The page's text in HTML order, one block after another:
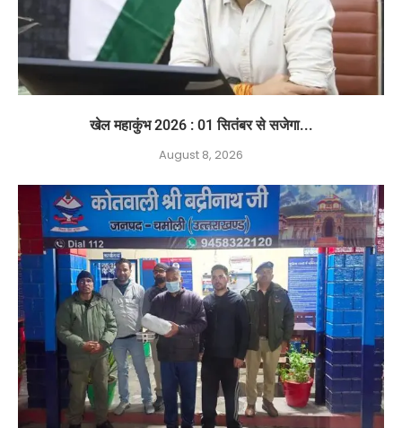
खेल महाकुंभ 2026 : 01 सितंबर से सजेगा...
August 8, 2026